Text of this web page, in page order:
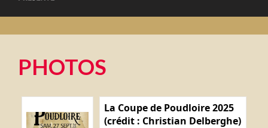
PHOTOS
La Coupe de Poudloire 2025
(crédit : Christian Delberghe)